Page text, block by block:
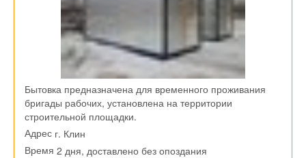
Бытовка предназначена для временного проживания
бригады рабочих, установлена на территории
строительной площадки.
Адрес г. Клин
Время 2 дня, доставлено без опоздания